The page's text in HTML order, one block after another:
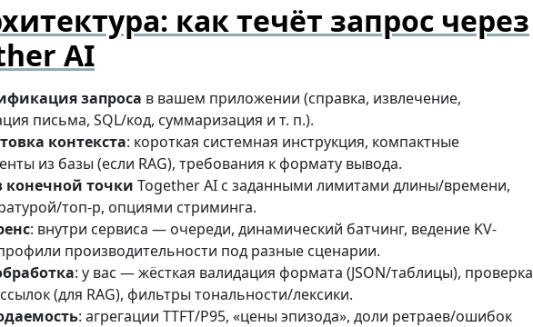
как течёт запрос через
AI
запроса в вашем приложении (справка, извлечение,
письма, SQL/код, суммаризация и т. п.).
контекста: короткая системная инструкция, компактные
из базы (если RAG), требования к формату вывода.
конечной точки Together AI с заданными лимитами длины/времени,
топ-p, опциями стриминга.
: внутри сервиса — очереди, динамический батчинг, ведение KV-
производительности под разные сценарии.
: у вас — жёсткая валидация формата (JSON/таблицы), проверка
(для RAG), фильтры тональности/лексики.
: агрегации TTFT/P95, «цены эпизода», доли ретраев/ошибок